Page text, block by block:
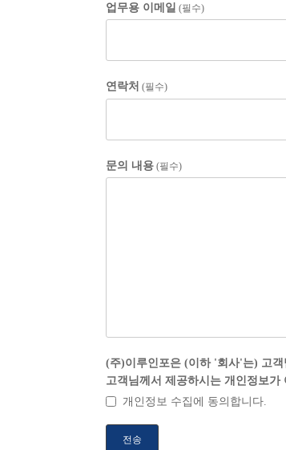
업무용 이메일 (필수)
연락처 (필수)
문의 내용 (필수)
(주)이루인포은 (이하 '회사'는) 고
고객님께서 제공하시는 개인정보
개인정보 수집에 동의합니다.
전송